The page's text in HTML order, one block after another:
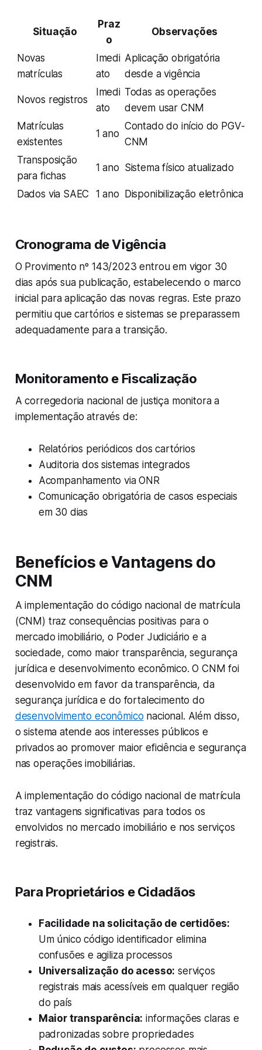
Situação
Praz
o
Observações
Novas
matrículas
Imedi
ato
Aplicação obrigatória
desde a vigência
Novos registros
Imedi
ato
Todas as operações
devem usar CNM
Matrículas
existentes
1 ano
Contado do início do PGV-
CNM
Transposição
para fichas
1 ano Sistema físico atualizado
Dados via SAEC 1 ano Disponibilização eletrônica
Cronograma de Vigência
O Provimento nº 143/2023 entrou em vigor 30
dias após sua publicação, estabelecendo o marco
inicial para aplicação das novas regras. Este prazo
permitiu que cartórios e sistemas se preparassem
adequadamente para a transição.
Monitoramento e Fiscalização
A corregedoria nacional de justiça monitora a
implementação através de:
Relatórios periódicos dos cartórios
Auditoria dos sistemas integrados
Acompanhamento via ONR
Comunicação obrigatória de casos especiais
em 30 dias
Benefícios e Vantagens do
CNM
A implementação do código nacional de matrícula
(CNM) traz consequências positivas para o
mercado imobiliário, o Poder Judiciário e a
sociedade, como maior transparência, segurança
jurídica e desenvolvimento econômico. O CNM foi
desenvolvido em favor da transparência, da
segurança jurídica e do fortalecimento do
desenvolvimento econômico nacional. Além disso,
o sistema atende aos interesses públicos e
privados ao promover maior eficiência e segurança
nas operações imobiliárias.
A implementação do código nacional de matrícula
traz vantagens significativas para todos os
envolvidos no mercado imobiliário e nos serviços
registrais.
Para Proprietários e Cidadãos
Facilidade na solicitação de certidões:
Um único código identificador elimina
confusões e agiliza processos
Universalização do acesso: serviços
registrais mais acessíveis em qualquer região
do país
Maior transparência: informações claras e
padronizadas sobre propriedades